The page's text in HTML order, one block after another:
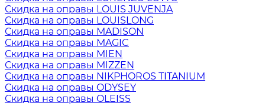
Скидка на оправы LOUIS JUVENJA
Скидка на оправы LOUISLONG
Скидка на оправы MADISON
Скидка на оправы MAGIC
Скидка на оправы MIEN
Скидка на оправы MIZZEN
Скидка на оправы NIKPHOROS TITANIUM
Скидка на оправы ODYSEY
Скидка на оправы OLEISS